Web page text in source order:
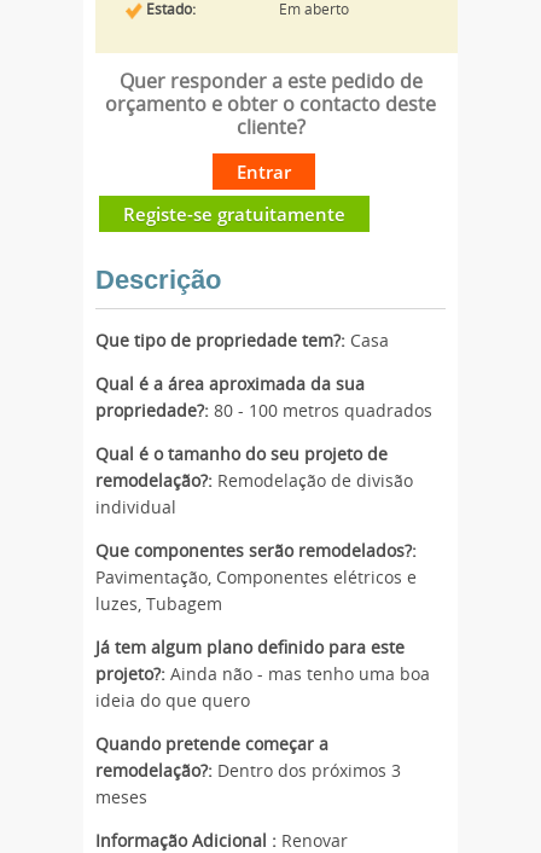
Estado: Em aberto
Quer responder a este pedido de
orçamento e obter o contacto deste
cliente?
Entrar
Registe-se gratuitamente
Descrição
Que tipo de propriedade tem?: Casa
Qual é a área aproximada da sua
propriedade?: 80 - 100 metros quadrados
Qual é o tamanho do seu projeto de
remodelação?: Remodelação de divisão
individual
Que componentes serão remodelados?:
Pavimentação, Componentes elétricos e
luzes, Tubagem
Já tem algum plano definido para este
projeto?: Ainda não - mas tenho uma boa
ideia do que quero
Quando pretende começar a
remodelação?: Dentro dos próximos 3
meses
Informação Adicional : Renovar